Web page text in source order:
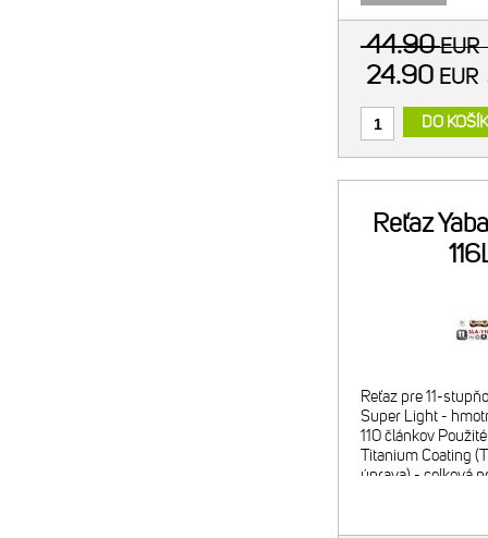
44.90EUR
24.90 EUR
DO
Reťaz
Reťaz pre 11-
Super Light -
110 článkov
Titanium Coating
úprava) - celková